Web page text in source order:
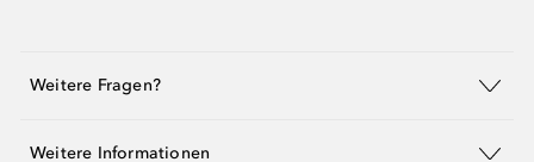
Weitere Fragen?
Weitere Informationen